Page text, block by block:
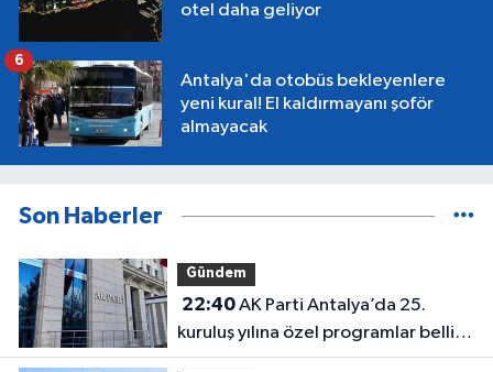
otel daha geliyor
Antalya'da otobüs bekleyenlere
yeni kural! El kaldırmayanı şoför
almayacak
6
Son Haberler
Gündem
22:40AK Parti Antalya’da 25.
kuruluş yılına özel programlar belli
oldu